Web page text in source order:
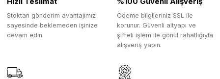
Stoktan gönderim avantajımız
sayesinde beklemeden işinize
devam edin.
Ödeme bilgileriniz SSL ile
korunur. Güvenli altyapı ve
şifreli işlem ile gönül rahatlığıyla
alışveriş yapın.